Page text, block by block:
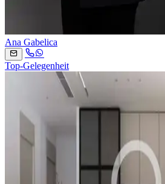
Ana Gabelica
Top-Gelegenheit